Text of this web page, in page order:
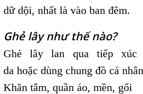
dữ dội, nhất là vào ban đêm.
Ghẻ lây như thế nào?
Ghẻ lây lan qua tiếp
da hoặc dùng chung đồ cá
Khăn tắm, quần áo, mền, gối